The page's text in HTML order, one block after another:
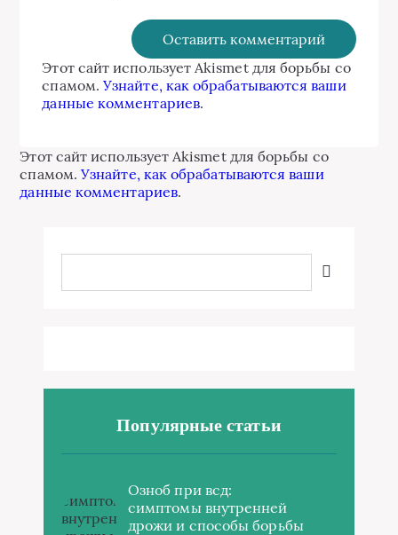
Этот сайт использует Akismet для борьбы со
спамом.Узнайте, как обрабатываются ваши
данные комментариев.
Этот сайт использует Akismet для борьбы со
спамом.Узнайте, как обрабатываются ваши
данные комментариев.
Популярные статьи
Озноб при всд:
симптомы внутренней
дрожи и способы борьбы